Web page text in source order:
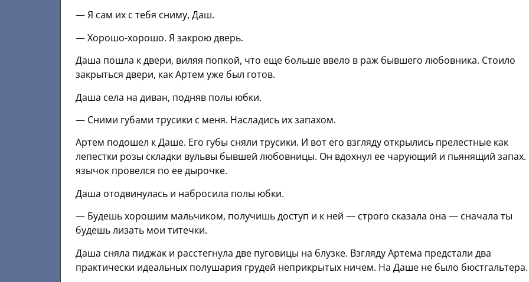
— Я сам их с тебя сниму, Даш.
— Хорошо-хорошо. Я закрою дверь.
Даша пошла к двери, виляя попкой, что еще больше ввело в раж бывшего любовника. Стоило
закрыться двери, как Артем уже был готов.
Даша села на диван, подняв полы юбки.
— Сними губами трусики с меня. Насладись их запахом.
Артем подошел к Даше. Его губы сняли трусики. И вот его взгляду открылись прелестные как
лепестки розы складки вульвы бывшей любовницы. Он вдохнул ее чарующий и пьянящий запах.
язычок провелся по ее дырочке.
Даша отодвинулась и набросила полы юбки.
— Будешь хорошим мальчиком, получишь доступ и к ней — строго сказала она — сначала ты
будешь лизать мои титечки.
Даша сняла пиджак и расстегнула две пуговицы на блузке. Взгляду Артема предстали два
практически идеальных полушария грудей неприкрытых ничем. На Даше не было бюстгальтера.